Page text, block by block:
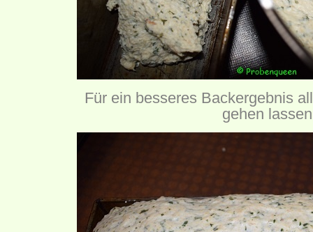
Für ein besseres Backergebnis
gehen